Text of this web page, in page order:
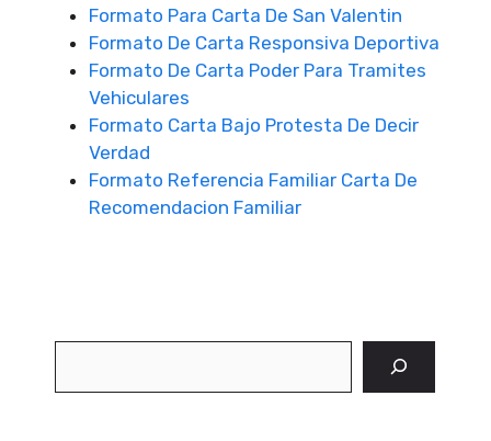
Formato Para Carta De San Valentin
Formato De Carta Responsiva Deportiva
Formato De Carta Poder Para Tramites
Vehiculares
Formato Carta Bajo Protesta De Decir
Verdad
Formato Referencia Familiar Carta De
Recomendacion Familiar